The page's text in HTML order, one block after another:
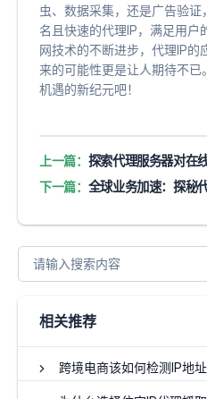
虫、数据采集，还是广告验
名且快速的代理IP，满足用户
网技术的不断进步，代理IP的
来的可能性更是让人期待不
机遇的新纪元吧！
上一篇： 探索代理服务器对在
下一篇： 全球业务加速：探秘
相关推荐
跨境电商该如何检测IP地址